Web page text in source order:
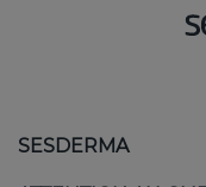
SESDERMA